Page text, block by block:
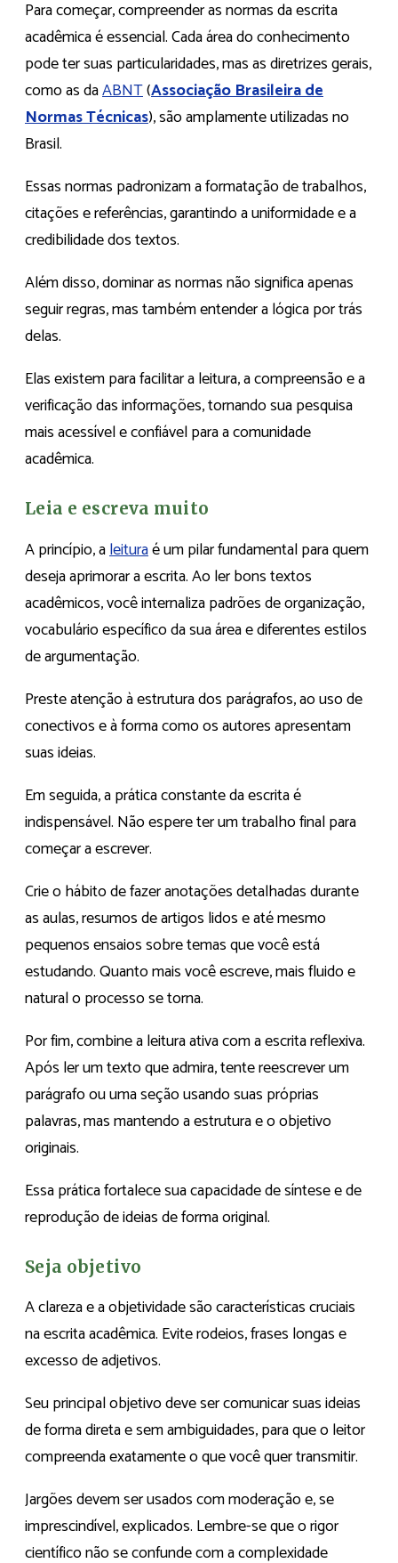
Para começar, compreender as normas da escrita
acadêmica é essencial. Cada área do conhecimento
pode ter suas particularidades, mas as diretrizes gerais,
como as daABNT(Associação Brasileira de
Normas Técnicas), são amplamente utilizadas no
Brasil.
Essas normas padronizam a formatação de trabalhos,
citações e referências, garantindo a uniformidade e a
credibilidade dos textos.
Além disso, dominar as normas não significa apenas
seguir regras, mas também entender a lógica por trás
delas.
Elas existem para facilitar a leitura, a compreensão e a
verificação das informações, tornando sua pesquisa
mais acessível e confiável para a comunidade
acadêmica.
Leia e escreva muito
A princípio, aleituraé um pilar fundamental para quem
deseja aprimorar a escrita. Ao ler bons textos
acadêmicos, você internaliza padrões de organização,
vocabulário específico da sua área e diferentes estilos
de argumentação.
Preste atenção à estrutura dos parágrafos, ao uso de
conectivos e à forma como os autores apresentam
suas ideias.
Em seguida, a prática constante da escrita é
indispensável. Não espere ter um trabalho final para
começar a escrever.
Crie o hábito de fazer anotações detalhadas durante
as aulas, resumos de artigos lidos e até mesmo
pequenos ensaios sobre temas que você está
estudando. Quanto mais você escreve, mais fluido e
natural o processo se torna.
Por fim, combine a leitura ativa com a escrita reflexiva.
Após ler um texto que admira, tente reescrever um
parágrafo ou uma seção usando suas próprias
palavras, mas mantendo a estrutura e o objetivo
originais.
Essa prática fortalece sua capacidade de síntese e de
reprodução de ideias de forma original.
Seja objetivo
A clareza e a objetividade são características cruciais
na escrita acadêmica. Evite rodeios, frases longas e
excesso de adjetivos.
Seu principal objetivo deve ser comunicar suas ideias
de forma direta e sem ambiguidades, para que o leitor
compreenda exatamente o que você quer transmitir.
Jargões devem ser usados com moderação e, se
imprescindível, explicados. Lembre-se que o rigor
científico não se confunde com a complexidade